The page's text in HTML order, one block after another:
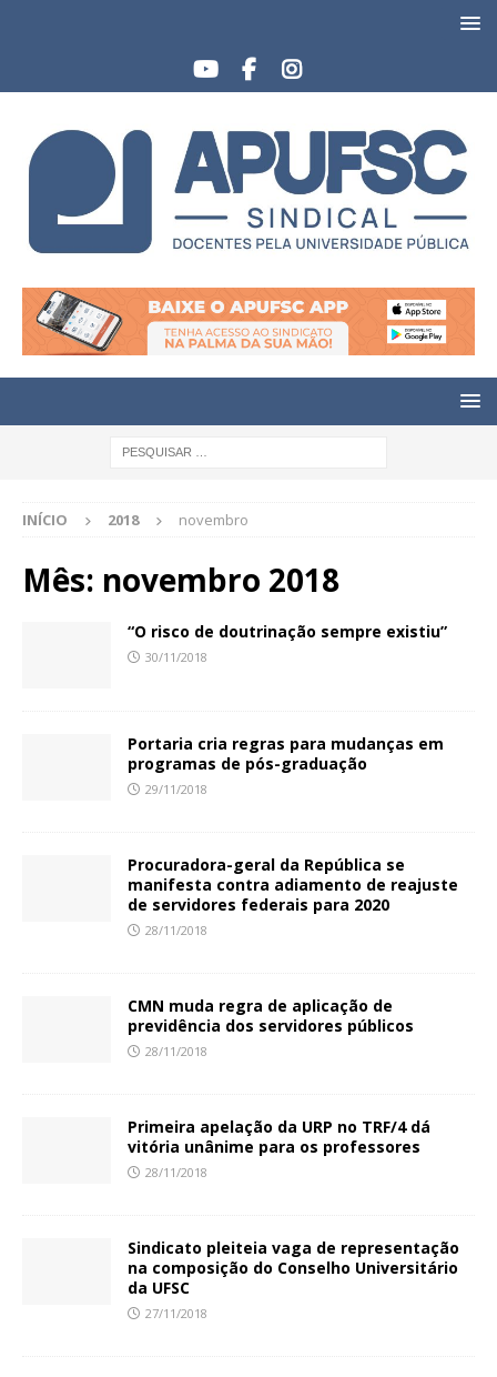
INÍCIO 2018 novembro
Mês: novembro 2018
“O risco de doutrinação sempre existiu”
30/11/2018
Portaria cria regras para mudanças em
programas de pós-graduação
29/11/2018
Procuradora-geral da República se
manifesta contra adiamento de reajuste
de servidores federais para 2020
28/11/2018
CMN muda regra de aplicação de
previdência dos servidores públicos
28/11/2018
Primeira apelação da URP no TRF/4 dá
vitória unânime para os professores
28/11/2018
Sindicato pleiteia vaga de representação
na composição do Conselho Universitário
da UFSC
27/11/2018